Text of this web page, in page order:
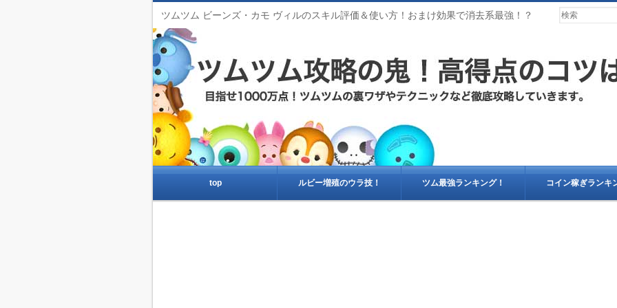
ツムツム ビーンズ・カモ ヴィルのスキル評価＆使い方！おまけ効果で消去系最強！？
top ルビー増殖のウラ技！ ツム最強ランキング！ コイン稼ぎランキ